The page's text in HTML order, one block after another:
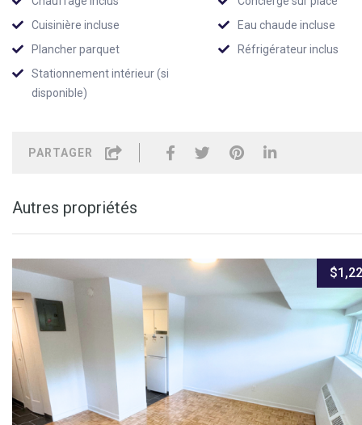
Cuisinière incluse
Eau chaude incluse
Plancher parquet
Réfrigérateur inclus
Stationnement intérieur (si
disponible)
PARTAGER
Autres propriétés